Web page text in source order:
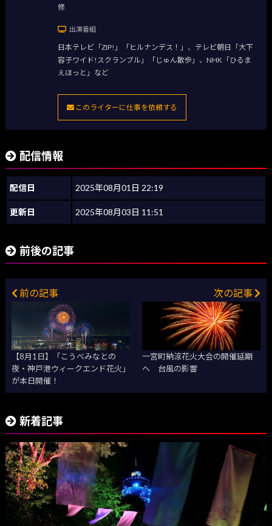
修
出演番組
日本テレビ「ZIP!」「ヒルナンデス！」、テレビ朝日「大下
容子ワイド!スクランブル」「じゅん散歩」、NHK「ひるま
えほっと」など
このライターに仕事を依頼する
配信情報
配信日 2025年08月01日 22:19
更新日 2025年08月03日 11:51
前後の記事
前の記事
【8月1日】「こうべみなとの
夜・神戸港ウィークエンド花火」
が本日開催！
次の記事
一宮町納涼花火大会の開催延期
へ 台風の影響
新着記事